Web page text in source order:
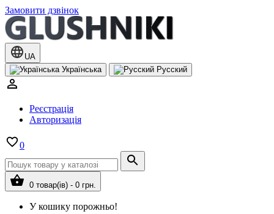
Замовити дзвінок
UA
Українська
Русский
Реєстрація
Авторизація
0
0 товар(ів) - 0 грн.
У кошику порожньо!